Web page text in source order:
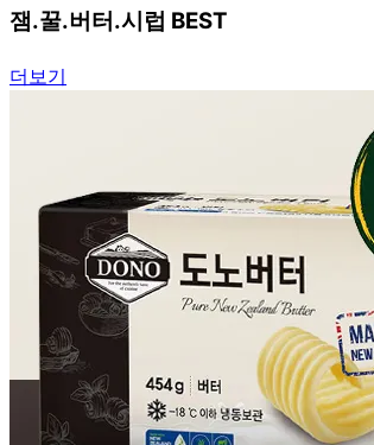
잼.꿀.버터.시럽 BEST
더보기